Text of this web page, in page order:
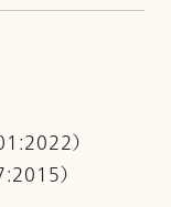
）
）